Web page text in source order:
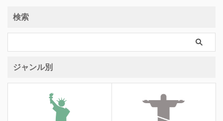
検索
ジャンル別